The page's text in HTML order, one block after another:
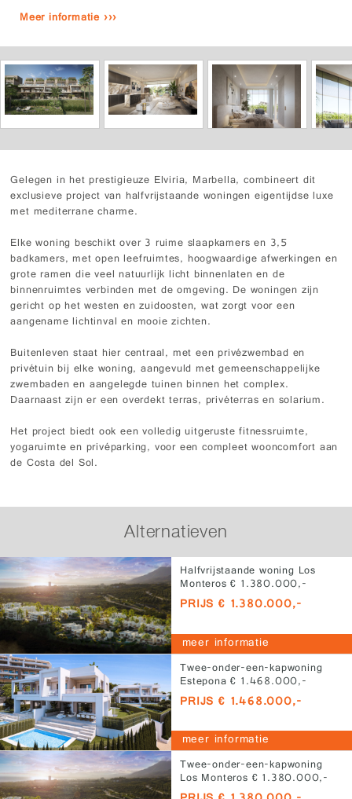
Meer informatie ›››
Gelegen in het prestigieuze Elviria, Marbella, combineert dit
exclusieve project van halfvrijstaande woningen eigentijdse luxe
met mediterrane charme.
Elke woning beschikt over 3 ruime slaapkamers en 3,5
badkamers, met open leefruimtes, hoogwaardige afwerkingen en
grote ramen die veel natuurlijk licht binnenlaten en de
binnenruimtes verbinden met de omgeving. De woningen zijn
gericht op het westen en zuidoosten, wat zorgt voor een
aangename lichtinval en mooie zichten.
Buitenleven staat hier centraal, met een privézwembad en
privétuin bij elke woning, aangevuld met gemeenschappelijke
zwembaden en aangelegde tuinen binnen het complex.
Daarnaast zijn er een overdekt terras, privéterras en solarium.
Het project biedt ook een volledig uitgeruste fitnessruimte,
yogaruimte en privéparking, voor een compleet wooncomfort aan
de Costa del Sol.
Alternatieven
Halfvrijstaande woning Los
Monteros € 1.380.000,-
PRIJS € 1.380.000,-
meer informatie
Twee-onder-een-kapwoning
Estepona € 1.468.000,-
PRIJS € 1.468.000,-
meer informatie
Twee-onder-een-kapwoning
Los Monteros € 1.380.000,-